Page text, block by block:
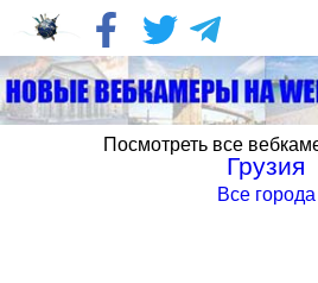
Посмотреть все
Грузия
Все города